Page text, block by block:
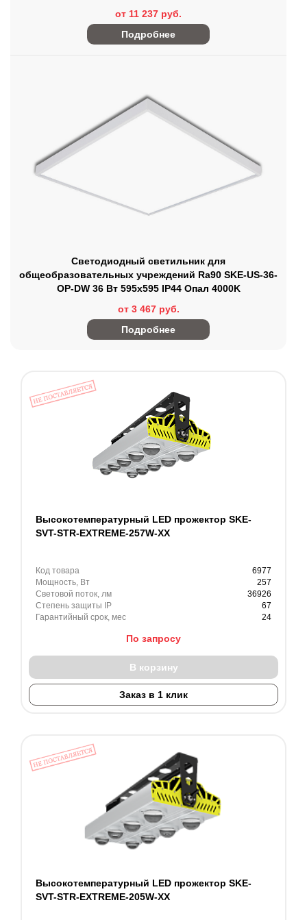
от 11 237 руб.
Подробнее
Светодиодный светильник для
общеобразовательных учреждений Ra90 SKE-US-36-
OP-DW 36 Вт 595x595 IP44 Опал 4000K
от 3 467 руб.
Подробнее
Высокотемпературный LED прожектор SKE-
SVT-STR-EXTREME-257W-XX
Код товара
6977
Мощность, Вт
257
Световой поток, лм
36926
Степень защиты IP
67
Гарантийный срок, мес
24
По запросу
В корзину
Заказ в 1 клик
Высокотемпературный LED прожектор SKE-
SVT-STR-EXTREME-205W-XX